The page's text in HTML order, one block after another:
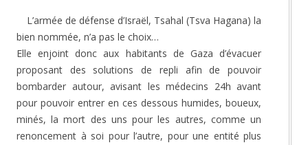
L’armée de défense d’Israël, Tsahal (Tsva Hagana) la
bien nommée, n’a pas le choix…
Elle enjoint donc aux habitants de Gaza d’évacuer
proposant des solutions de repli afin de pouvoir
bombarder autour, avisant les médecins 24h avant
pour pouvoir entrer en ces dessous humides, boueux,
minés, la mort des uns pour les autres, comme un
renoncement à soi pour l’autre, pour une entité plus